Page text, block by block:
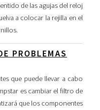
de las agujas del reloj
a colocar la rejilla en el
PROBLEMAS
que puede llevar a cabo
es cambiar el filtro de
que los componentes